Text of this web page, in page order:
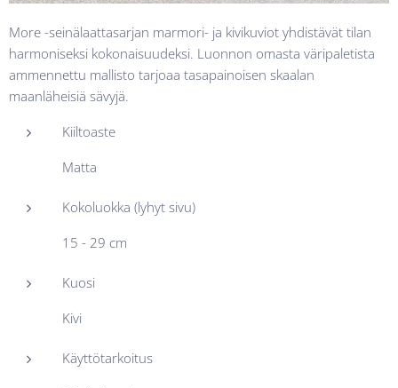
More -seinälaattasarjan marmori- ja kivikuviot yhdistävät tilan
harmoniseksi kokonaisuudeksi. Luonnon omasta väripaletista
ammennettu mallisto tarjoaa tasapainoisen skaalan
maanläheisiä sävyjä.
Kiiltoaste
Matta
Kokoluokka (lyhyt sivu)
15 - 29 cm
Kuosi
Kivi
Käyttötarkoitus